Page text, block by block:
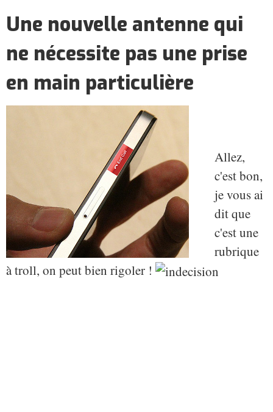
Une nouvelle antenne qui
ne nécessite pas une prise
en main particulière
Allez,
c'est bon,
je vous ai
dit que
c'est une
rubrique
à troll, on peut bien rigoler !